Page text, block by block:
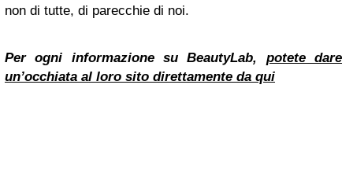
non di tutte, di parecchie di noi.
Per ogni informazione su BeautyLab, potete dare
un’occhiata al loro sito direttamente da qui